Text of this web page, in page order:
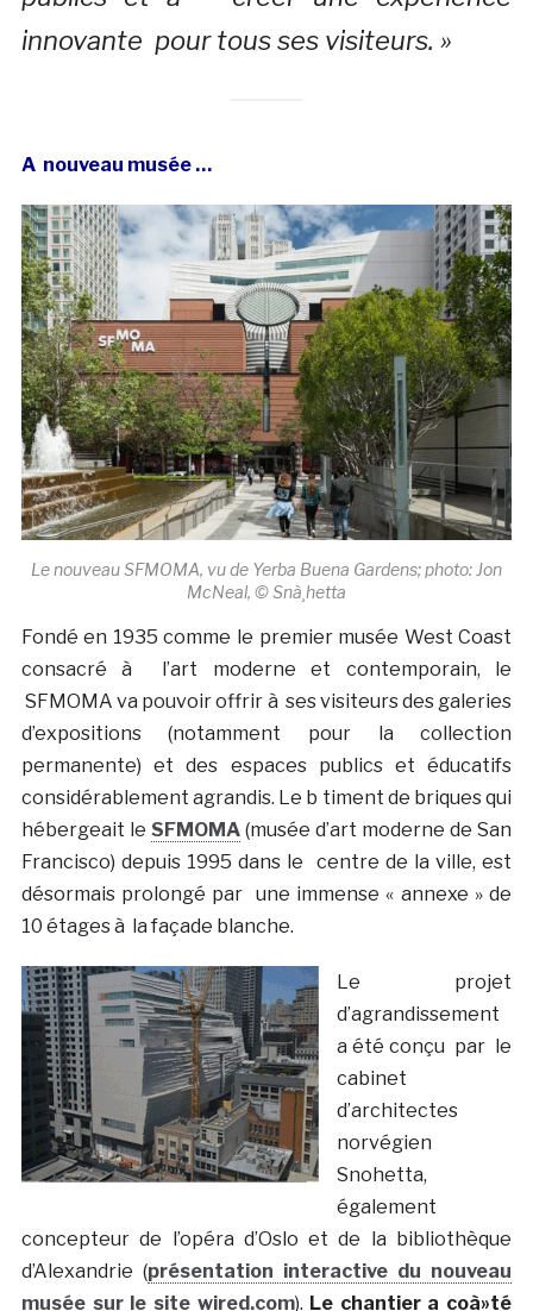
innovante pour tous ses visiteurs. »
A nouveau musée …
Le nouveau SFMOMA, vu de Yerba Buena Gardens; photo: Jon
McNeal, © Snà¸hetta
Fondé en 1935 comme le premier musée West Coast
consacré à l’art moderne et contemporain, le
SFMOMA va pouvoir offrir à ses visiteurs des galeries
d’expositions (notamment pour la collection
permanente) et des espaces publics et éducatifs
considérablement agrandis. Le b timent de briques qui
hébergeait le SFMOMA(musée d’art moderne de San
Francisco) depuis 1995 dans le centre de la ville, est
désormais prolongé par une immense « annexe » de
10 étages à la façade blanche.
Le projet
d’agrandissement
a été conçu par le
cabinet
d’architectes
norvégien
Snohetta,
également
concepteur de l’opéra d’Oslo et de la bibliothèque
d’Alexandrie (présentation interactive du nouveau
musée sur le site wired.com). Le chantier a coà»té